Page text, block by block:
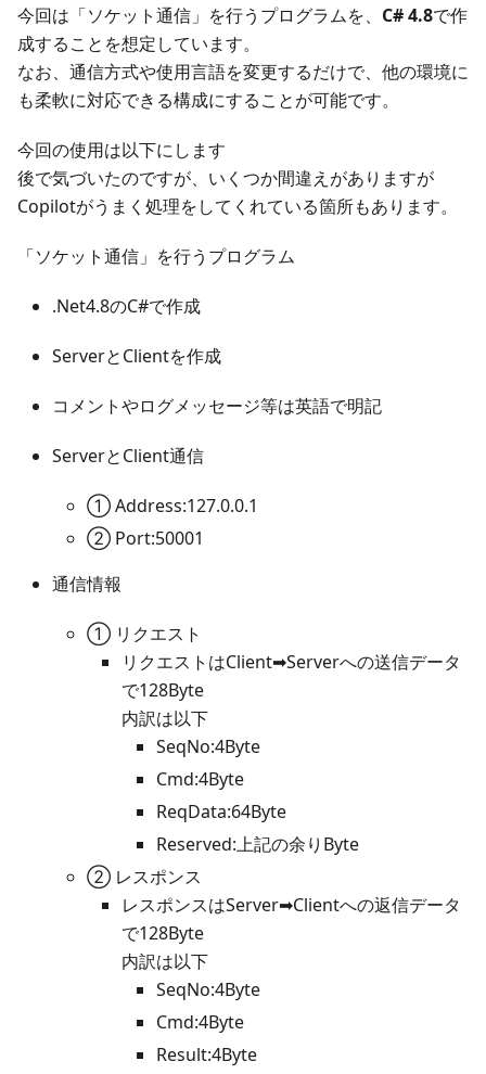
今回は「ソケット通信」を行うプログラムを、 C# 4.8で作
成することを想定しています。
なお、通信方式や使用言語を変更するだけで、他の環境に
も柔軟に対応できる構成にすることが可能です。
今回の使用は以下にします
後で気づいたのですが、いくつか間違えがありますが
Copilotがうまく処理をしてくれている箇所もあります。
「ソケット通信」を行うプログラム
.Net4.8のC#で作成
ServerとClientを作成
コメントやログメッセージ等は英語で明記
ServerとClient通信
① Address:127.0.0.1
② Port:50001
通信情報
① リクエスト
リクエストはClient➡Serverへの送信データ
で128Byte
内訳は以下
SeqNo:4Byte
Cmd:4Byte
ReqData:64Byte
Reserved:上記の余りByte
② レスポンス
レスポンスはServer➡Clientへの返信データ
で128Byte
内訳は以下
SeqNo:4Byte
Cmd:4Byte
Result:4Byte